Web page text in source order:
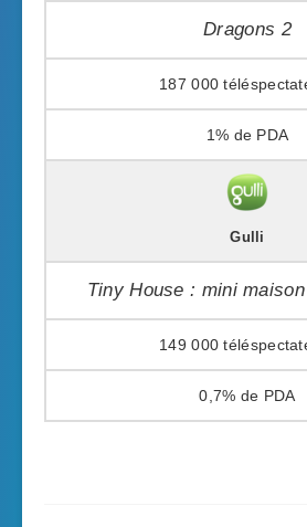
Dragons 2
187 000
1%
Gulli
Tiny House : mini
149 000
0,7%